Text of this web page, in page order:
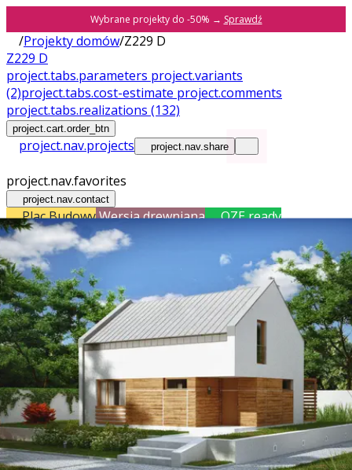
Wybrane projekty do -50% → Sprawdź
/Projekty domów/Z229 D
Z229 D
project.tabs.parameters project.variants
(2)project.tabs.cost-estimate project.comments
project.tabs.realizations (132)
project.cart.order_btn
project.nav.projects project.nav.share
project.nav.favorites
project.nav.contact
Plac BudowyWersja drewniana OZE ready